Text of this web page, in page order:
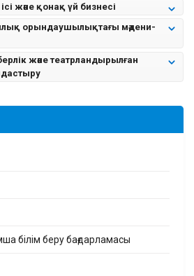
және қонақ үй бизнесі
орындаушылықтағы мәдени-
және театрландырылған
білім беру бағдарламасы